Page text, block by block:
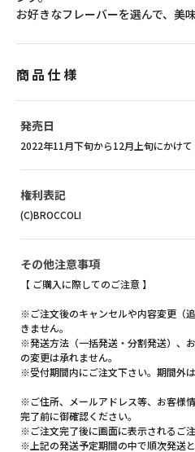
お好きなフレーバーを選んで、美
商品仕様
発売日
2022年11月下旬から12月上旬にかけて
権利表記
(C)BROCCOLI
その他注意事項
【 ご購入に際してのご注意 】
※ご注文後のキャンセルや内容変更（
きません。
※発送方法（一括発送・分割発送）、
の変更は承れません。
※受付期間内にご注文下さい。期間外は
※ご住所、メールアドレス等、お客様
完了前に御確認ください。
※ご注文完了後に画面に表示されるご
※上記の発送予定期間の中で順次発送